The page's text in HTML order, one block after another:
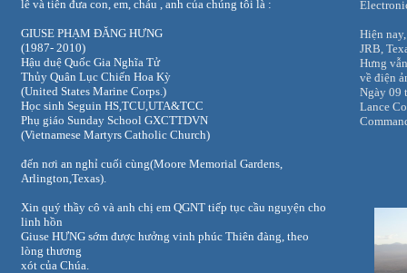
lễ và tiễn đưa con, em, cháu , anh của chúng tôi là :
GIUSE PHẠM ĐĂNG HƯNG
(1987- 2010)
Hậu duệ Quốc Gia Nghĩa Tử
Thủy Quân Lục Chiến Hoa Kỳ
(United States Marine Corps.)
Học sinh Seguin HS,TCU,UTA&TCC
Phụ giáo Sunday School GXCTTDVN
(Vietnamese Martyrs Catholic Church)
đến nơi an nghỉ cuối cùng(Moore Memorial Gardens,
Arlington,Texas).
Xin quý thầy cô và anh chị em QGNT tiếp tục cầu nguyện cho
linh hồn
Giuse HƯNG sớm được hưởng vinh phúc Thiên đàng, theo
lòng thương
xót của Chúa.
Hiện
JRB,
Hưng
về điện
Ngày 09
Lance